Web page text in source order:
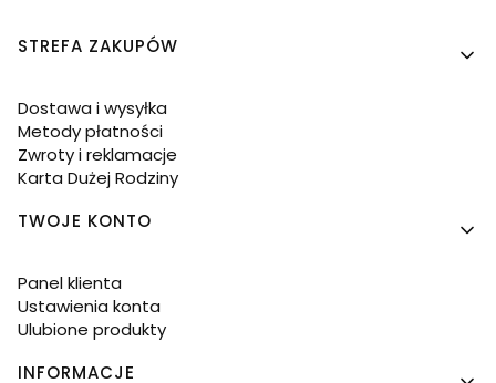
Linki w stopce
STREFA ZAKUPÓW
Dostawa i wysyłka
Metody płatności
Zwroty i reklamacje
Karta Dużej Rodziny
TWOJE KONTO
Panel klienta
Ustawienia konta
Ulubione produkty
INFORMACJE